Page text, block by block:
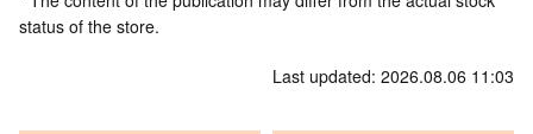
status of the store.
Last updated: 2026.08.06 11:03